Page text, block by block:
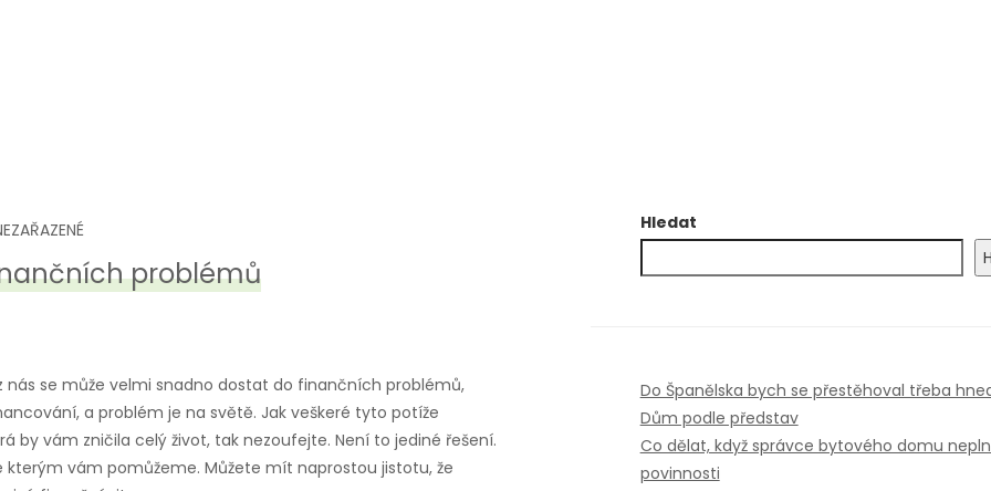
problémů
nás se může velmi snadno dostat do finančních problémů,
a problém je na světě. Jak veškeré tyto potíže
by vám zničila celý život, tak nezoufejte. Není to jediné řešení.
kterým vám pomůžeme. Můžete mít naprostou jistotu, že
Hledat
Do Španělska bych se přestěhoval třeba
Dům podle představ
Co dělat, když správce bytového domu
povinnosti